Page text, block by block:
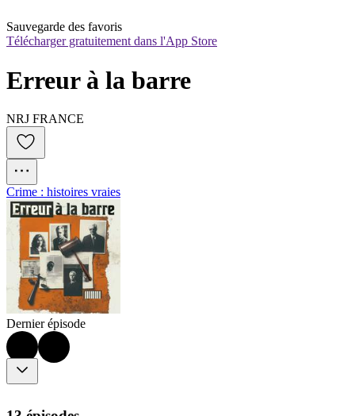
Sauvegarde des favoris
Télécharger gratuitement dans l'App Store
Erreur à la barre
NRJ FRANCE
Crime : histoires vraies
Dernier épisode